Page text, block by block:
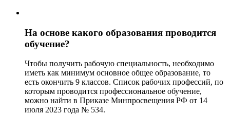
На основе какого образования проводится
обучение?
Чтобы получить рабочую специальность, необходимо
иметь как минимум основное общее образование, то
есть окончить 9 классов. Список рабочих профессий, по
которым проводится профессиональное обучение,
можно найти в Приказе Минпросвещения РФ от 14
июля 2023 года № 534.